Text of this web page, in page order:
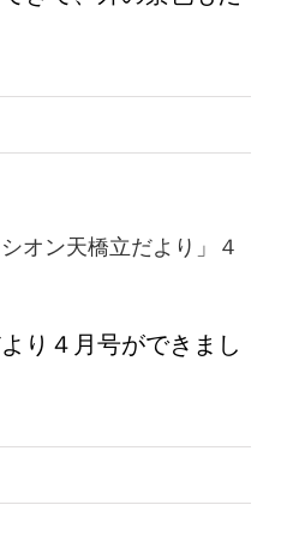
オン天橋立だより」４
り４月号ができまし